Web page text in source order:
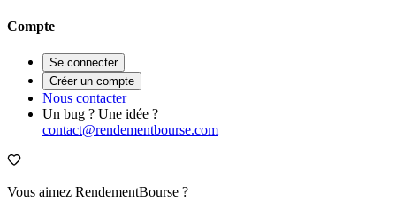
Compte
Se connecter
Créer un compte
Nous contacter
Un bug ? Une idée ?
contact@rendementbourse.com
Vous aimez RendementBourse ?